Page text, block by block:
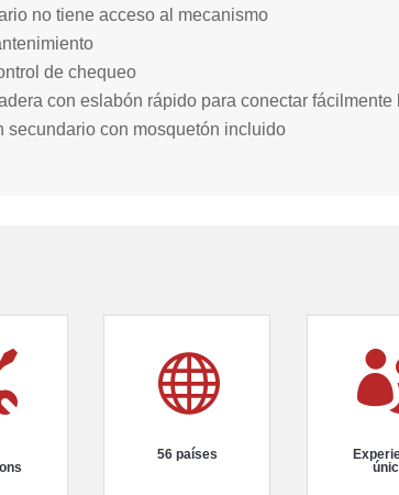
no tiene acceso al mecanismo
de chequeo
con eslabón rápido para conectar
secundario con mosquetón incluido

56 países